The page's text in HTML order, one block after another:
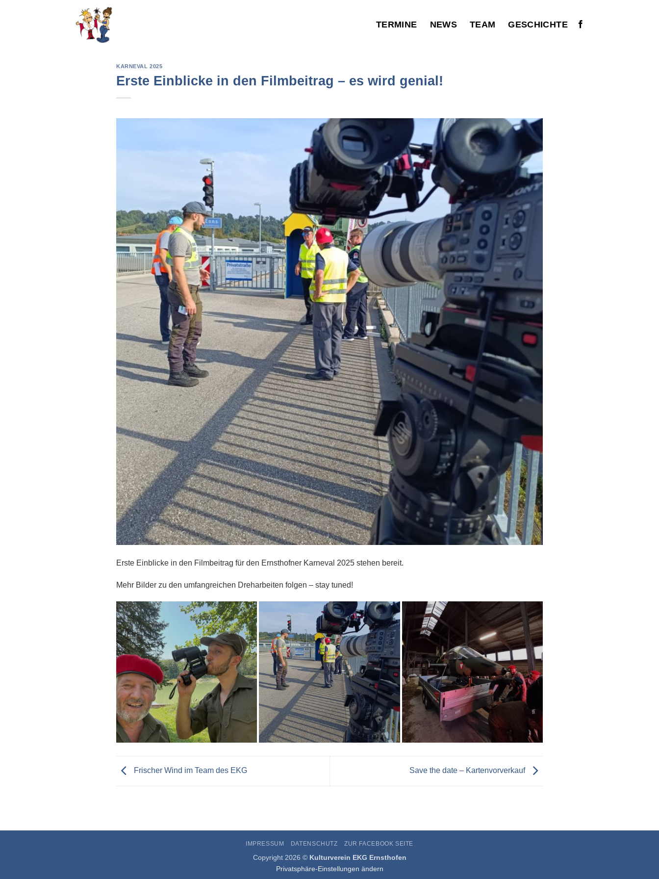
TERMINE NEWS TEAM GESCHICHTE
KARNEVAL 2025
Erste Einblicke in den Filmbeitrag – es wird genial!
Erste Einblicke in den Filmbeitrag für den Ernsthofner Karneval 2025 stehen bereit.
Mehr Bilder zu den umfangreichen Dreharbeiten folgen – stay tuned!
Frischer Wind im Team des EKG Save the date – Kartenvorverkauf
IMPRESSUM DATENSCHUTZ ZUR FACEBOOK SEITE
Copyright 2026 © Kulturverein EKG Ernsthofen
Privatsphäre-Einstellungen ändern